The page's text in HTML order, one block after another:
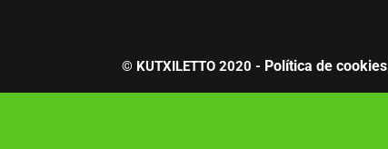
© KUTXILETTO 2020 - Política de cookies |